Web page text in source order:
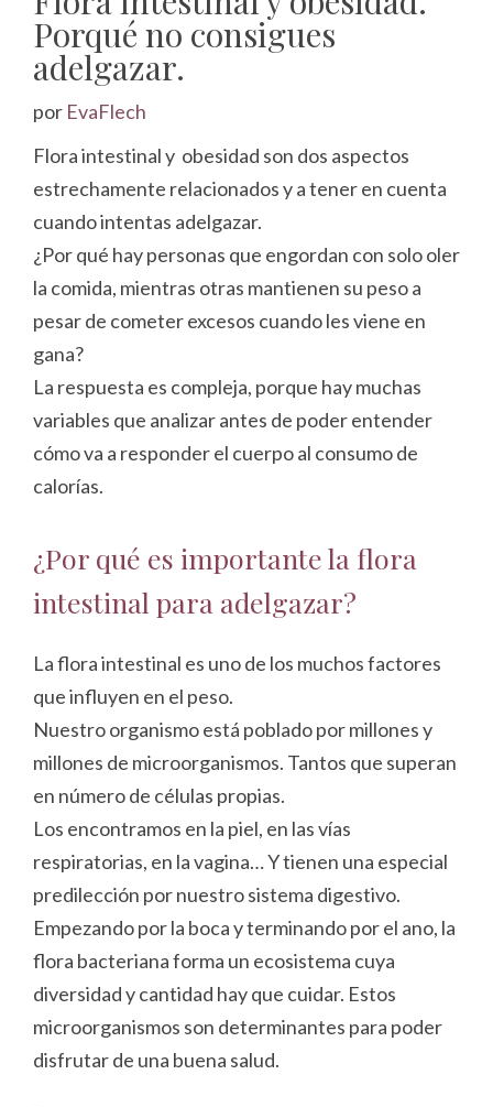
Porqué no consigues
adelgazar.
por EvaFlech
Flora intestinal y obesidad son dos aspectos
estrechamente relacionados y a tener en cuenta
cuando intentas adelgazar.
¿Por qué hay personas que engordan con solo oler
la comida, mientras otras mantienen su peso a
pesar de cometer excesos cuando les viene en
gana?
La respuesta es compleja, porque hay muchas
variables que analizar antes de poder entender
cómo va a responder el cuerpo al consumo de
calorías.
¿Por qué es importante la flora
intestinal para adelgazar?
La flora intestinal es uno de los muchos factores
que influyen en el peso.
Nuestro organismo está poblado por millones y
millones de microorganismos. Tantos que superan
en número de células propias.
Los encontramos en la piel, en las vías
respiratorias, en la vagina… Y tienen una especial
predilección por nuestro sistema digestivo.
Empezando por la boca y terminando por el ano, la
flora bacteriana forma un ecosistema cuya
diversidad y cantidad hay que cuidar. Estos
microorganismos son determinantes para poder
disfrutar de una buena salud.